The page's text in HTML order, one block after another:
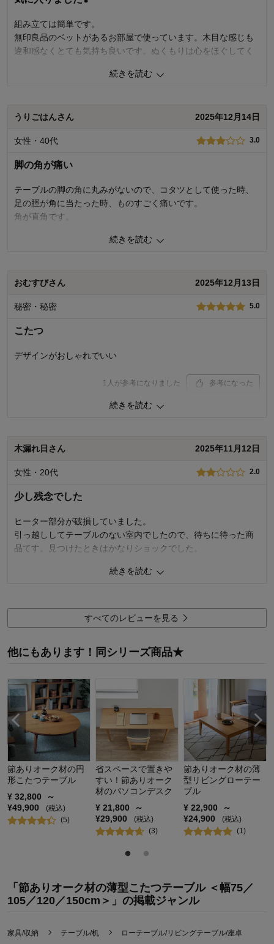
ただこれは手を置いたのも悪いかなと思い、ショックでした
が特にクレームなど入れていませんでした。
２．ネジのカバーのプラスチックが破損
ックの破片が落ちていて気づきました。
粉々に割れていました。
こたつの通常利用で特に触れる場所ではないので、単純に耐久
でこちらにて報告します。
他のレビューを見てもヒーター部周辺が脆いようですね。
見た目と価格は魅力ですが、かなり壊れやすく脆い商品の様で
使用感・使いやすさ
購入商品：
購入のきっかけ： 買い替え
組み立ては簡単です。
無印良品のベットがあるお部屋で使っています。木目な感じも
違和感なくとても気持ち良いです。ぬくもりは心をほぐしてく
使用感・使いやすさ
使用場所： 寝室、子供部屋
購入のきっかけ： 転居・引越
商品を使う人： 子供
続きを読む
うりごはんさん 2025年12月14日
女性・40代 3.0
脚の角が痛い
テーブルの脚の角に丸みがないので、コタツとして使った時、
足の脛が角に当たった時、ものすごく痛いです。
角が直角です。
テーブル（天板）は重いので、掃除する時持ち上げるのが一苦
参考になった
使用感・使いやすさ
使用場所： リビング、ダイニング
購入のきっかけ：
買い足し
商品を使う人：
自分、子供、来客用
続きを読む
おむすびさん 2025年12月13日
秘密・秘密 5.0
こたつ
デザインがおしゃれでいい
1 人が参考になりました 参考になった
3.0
デザイン・色
75, B（ハイグレード）
商品を使う人：
続きを読む
木漏れ日さん 2025年11月12日
女性・20代 2.0
少し残念でした
ヒーター部分が破損していました。
引っ越ししてテーブルのない室内でしたので、待ちに待った商
品てす。見つけたときはかなりショックでした。
5人が参考になりました
機能
2.0
デザイン・色
2.0
購入商品： 75, B（ハイグレード）
使用場所： リビング
購入のきっかけ：
転居・引越
商品を使う人： 自分
続きを読む
すべてのレビューを見る
他にもあります！同シリーズ商品★
節ありオーク材の円
形こたつテーブル
¥ 32,800
～
¥49,900
(税込)
(5)
省スペースで置きや
すい！節ありオーク
材のパソコンデスク
¥ 21,800
～
¥29,900
(税込)
(3)
節ありオーク材の薄
型リビングローテー
ブル
¥ 22,900
～
¥24,900
(税込)
(1)
「節ありオーク材の薄型こたつテーブル ＜幅75／
105／120／150cm＞」の掲載ジャンル
家具/収納 テーブル/机 ローテーブル/リビングテーブル/座卓